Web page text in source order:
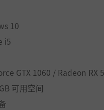
10
i5
GTX 1060 / Radeon RX
可用空间